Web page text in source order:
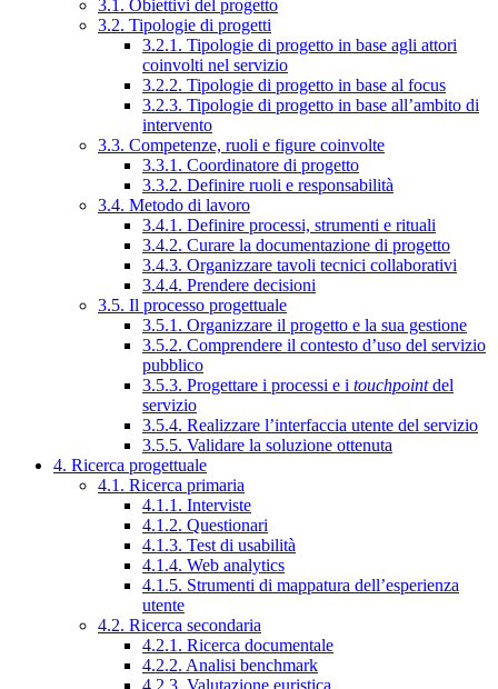
3.1. Obiettivi del progetto
3.2. Tipologie di progetti
3.2.1. Tipologie di progetto in base agli attori
coinvolti nel servizio
3.2.2. Tipologie di progetto in base al focus
3.2.3. Tipologie di progetto in base all’ambito di
intervento
3.3. Competenze, ruoli e figure coinvolte
3.3.1. Coordinatore di progetto
3.3.2. Definire ruoli e responsabilità
3.4. Metodo di lavoro
3.4.1. Definire processi, strumenti e rituali
3.4.2. Curare la documentazione di progetto
3.4.3. Organizzare tavoli tecnici collaborativi
3.4.4. Prendere decisioni
3.5. Il processo progettuale
3.5.1. Organizzare il progetto e la sua gestione
3.5.2. Comprendere il contesto d’uso del servizio
pubblico
3.5.3. Progettare i processi e i touchpointdel
servizio
3.5.4. Realizzare l’interfaccia utente del servizio
3.5.5. Validare la soluzione ottenuta
4. Ricerca progettuale
4.1. Ricerca primaria
4.1.1. Interviste
4.1.2. Questionari
4.1.3. Test di usabilità
4.1.4. Web analytics
4.1.5. Strumenti di mappatura dell’esperienza
utente
4.2. Ricerca secondaria
4.2.1. Ricerca documentale
4.2.2. Analisi benchmark
4.2.3. Valutazione euristica